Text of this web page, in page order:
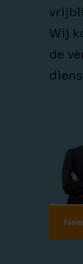
Wij
de